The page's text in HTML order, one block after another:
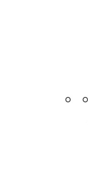
。